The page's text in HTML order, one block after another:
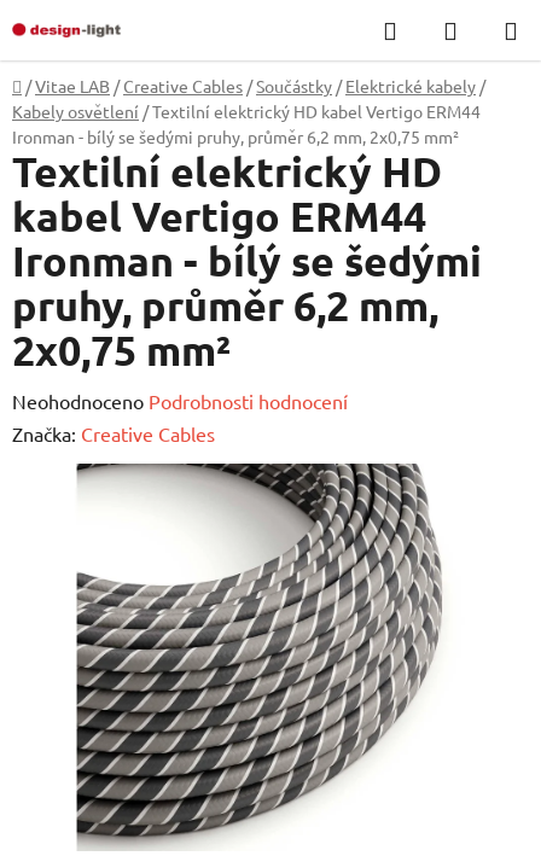
na
obsah
Hledat
KOŠÍK
Domů
/Vitae LAB / Creative Cables /Součástky / Elektrické kabely /
Kabely osvětlení /Textilní elektrický HD kabel Vertigo ERM44
Ironman - bílý se šedými pruhy, průměr 6,2 mm, 2x0,75 mm²
Textilní elektrický HD
kabel Vertigo ERM44
Ironman - bílý se šedými
pruhy, průměr 6,2 mm,
2x0,75 mm²
Průměrné
hodnocení
produktu
hvězdiček.
Neohodnoceno Podrobnosti hodnocení
Značka: Creative Cables